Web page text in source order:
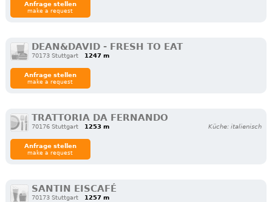
Anfrage stellen
make a request
DEAN&DAVID - FRESH TO EAT
70173 Stuttgart 1247 m
Anfrage stellen
make a request
TRATTORIA DA FERNANDO
70176 Stuttgart 1253 m Küche: italienisch
Anfrage stellen
make a request
SANTIN EISCAFÉ
70173 Stuttgart 1257 m